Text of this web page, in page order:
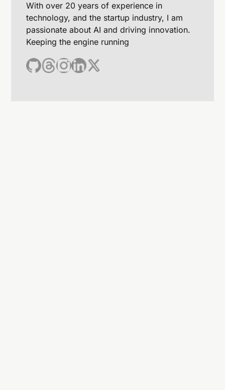
With over 20 years of experience in
technology, and the startup industry, I am
passionate about AI and driving innovation.
Keeping the engine running